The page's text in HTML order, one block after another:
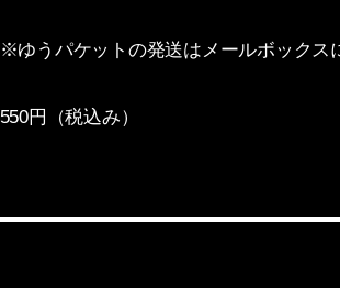
※ゆうパケットの発送はメールボックス
550円（税込み）